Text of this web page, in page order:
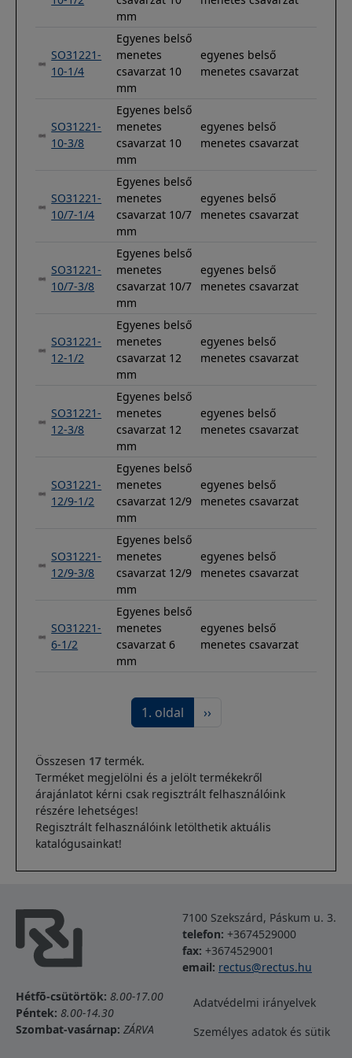
mm
SO31221-
10-1/4
Egyenes belső
menetes
csavarzat 10
mm
egyenes belső
menetes csavarzat
SO31221-
10-3/8
Egyenes belső
menetes
csavarzat 10
mm
egyenes belső
menetes csavarzat
SO31221-
10/7-1/4
Egyenes belső
menetes
csavarzat 10/7
mm
egyenes belső
menetes csavarzat
SO31221-
10/7-3/8
Egyenes belső
menetes
csavarzat 10/7
mm
egyenes belső
menetes csavarzat
SO31221-
12-1/2
Egyenes belső
menetes
csavarzat 12
mm
egyenes belső
menetes csavarzat
SO31221-
12-3/8
Egyenes belső
menetes
csavarzat 12
mm
egyenes belső
menetes csavarzat
SO31221-
12/9-1/2
Egyenes belső
menetes
csavarzat 12/9
mm
egyenes belső
menetes csavarzat
SO31221-
12/9-3/8
Egyenes belső
menetes
csavarzat 12/9
mm
egyenes belső
menetes csavarzat
SO31221-
6-1/2
Egyenes belső
menetes
csavarzat 6
mm
egyenes belső
menetes csavarzat
Oldalszámozás
1. oldal Következő oldal
››
Összesen 17 termék.
Terméket megjelölni és a jelölt termékekről
árajánlatot kérni csak regisztrált felhasználóink
részére lehetséges!
Regisztrált felhasználóink letölthetik aktuális
katalógusainkat!
7100 Szekszárd, Páskum u. 3.
telefon: +3674529000
fax: +3674529001
email: rectus@rectus.hu
Hétfõ-csütörtök: 8.00-17.00
Péntek: 8.00-14.30
Szombat-vasárnap: ZÁRVA
Lábléc
Adatvédelmi irányelvek
Személyes adatok és sütik